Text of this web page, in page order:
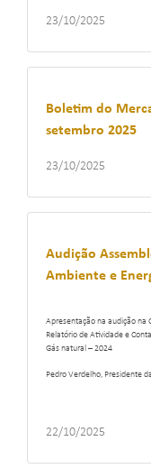
23/10/2025
Boletim do
setembro 2025
23/10/2025
Audição
Ambiente e
Apresentação na audição na
Relatório de Atividade e
Gás natural – 2024
Pedro Verdelho, Presidente
22/10/2025